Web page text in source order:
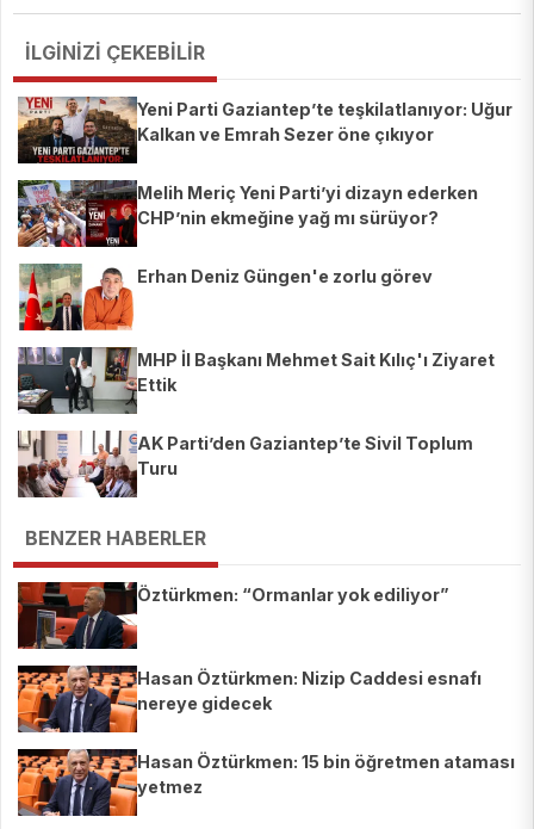
İLGİNİZİ ÇEKEBİLİR
Yeni Parti Gaziantep’te teşkilatlanıyor: Uğur
Kalkan ve Emrah Sezer öne çıkıyor
Melih Meriç Yeni Parti’yi dizayn ederken
CHP’nin ekmeğine yağ mı sürüyor?
Erhan Deniz Güngen'e zorlu görev
MHP İl Başkanı Mehmet Sait Kılıç'ı Ziyaret
Ettik
AK Parti’den Gaziantep’te Sivil Toplum
Turu
BENZER HABERLER
Öztürkmen: “Ormanlar yok ediliyor”
Hasan Öztürkmen: Nizip Caddesi esnafı
nereye gidecek
Hasan Öztürkmen: 15 bin öğretmen ataması
yetmez